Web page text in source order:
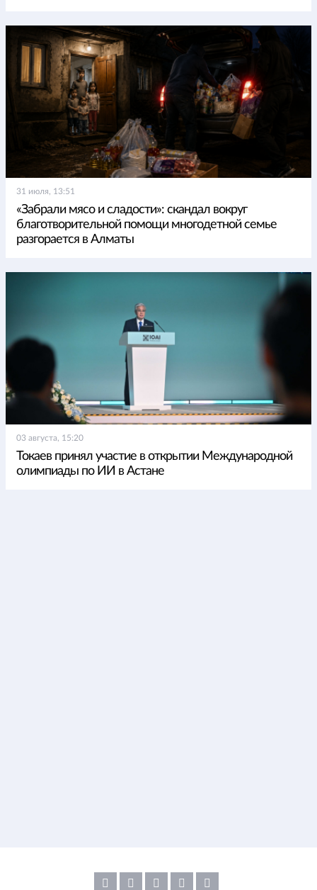
31 июля, 13:51
«Забрали мясо и сладости»: скандал вокруг
благотворительной помощи многодетной семье
разгорается в Алматы
03 августа, 15:20
Токаев принял участие в открытии Международной
олимпиады по ИИ в Астане